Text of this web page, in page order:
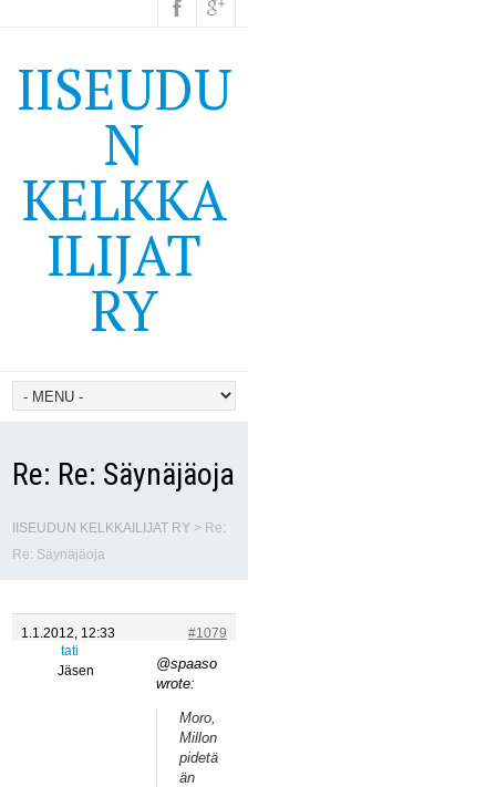
IISEUDU
N
KELKKA
ILIJAT
RY
Re: Re: Säynäjäoja
IISEUDUN KELKKAILIJAT RY > Re:
Re: Säynäjäoja
1.1.2012, 12:33
#1079
tati
Jäsen
@spaaso
wrote:
Moro,
Millon
pidetä
än